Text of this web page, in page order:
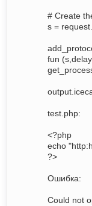
# Create
s =
fun
test.php:
<?php
echo
?>
Ошибка:
Could not